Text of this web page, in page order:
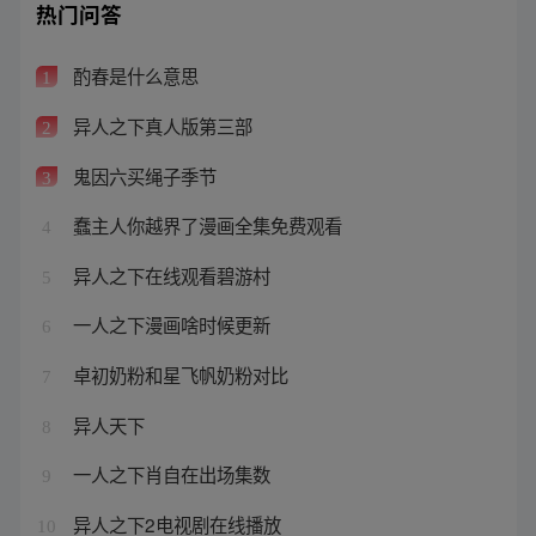
热门问答
1 酌春是什么意思
2 异人之下真人版第三部
3 鬼因六买绳子季节
4 蠢主人你越界了漫画全集免费观看
5 异人之下在线观看碧游村
6 一人之下漫画啥时候更新
7 卓初奶粉和星飞帆奶粉对比
8 异人天下
9 一人之下肖自在出场集数
10 异人之下2电视剧在线播放